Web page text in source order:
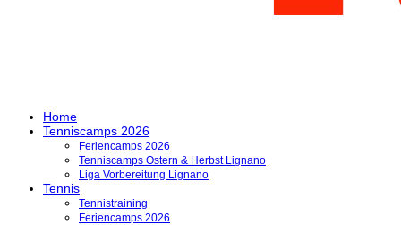
Home
Tenniscamps 2026
Feriencamps 2026
Tenniscamps Ostern & Herbst Lignano
Liga Vorbereitung Lignano
Tennis
Tennistraining
Feriencamps 2026